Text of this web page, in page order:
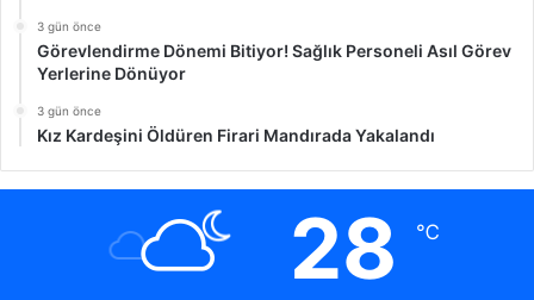
3 gün önce
Görevlendirme Dönemi Bitiyor! Sağlık Personeli Asıl Görev
Yerlerine Dönüyor
3 gün önce
Kız Kardeşini Öldüren Firari Mandırada Yakalandı
28 ℃